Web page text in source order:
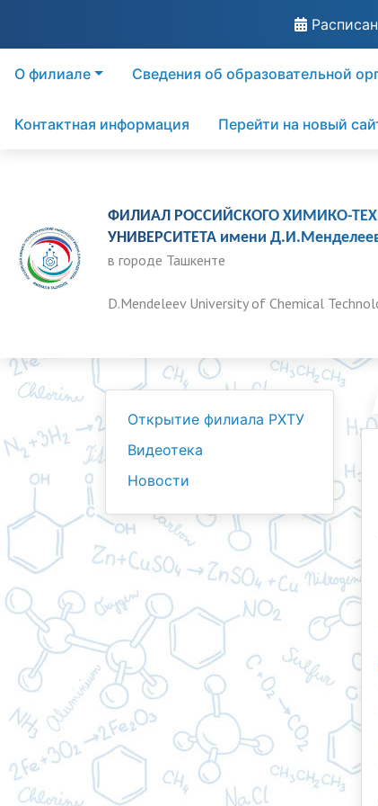
О филиале Сведения об образовательной
Контактная информация Перейти на новый
ФИЛИАЛ РОССИЙСКОГО ХИМИКО-
УНИВЕРСИТЕТА имени
в городе Ташкенте
D.Mendeleev University of Chemical
Открытие филиала РХТУ
Видеотека
Новости